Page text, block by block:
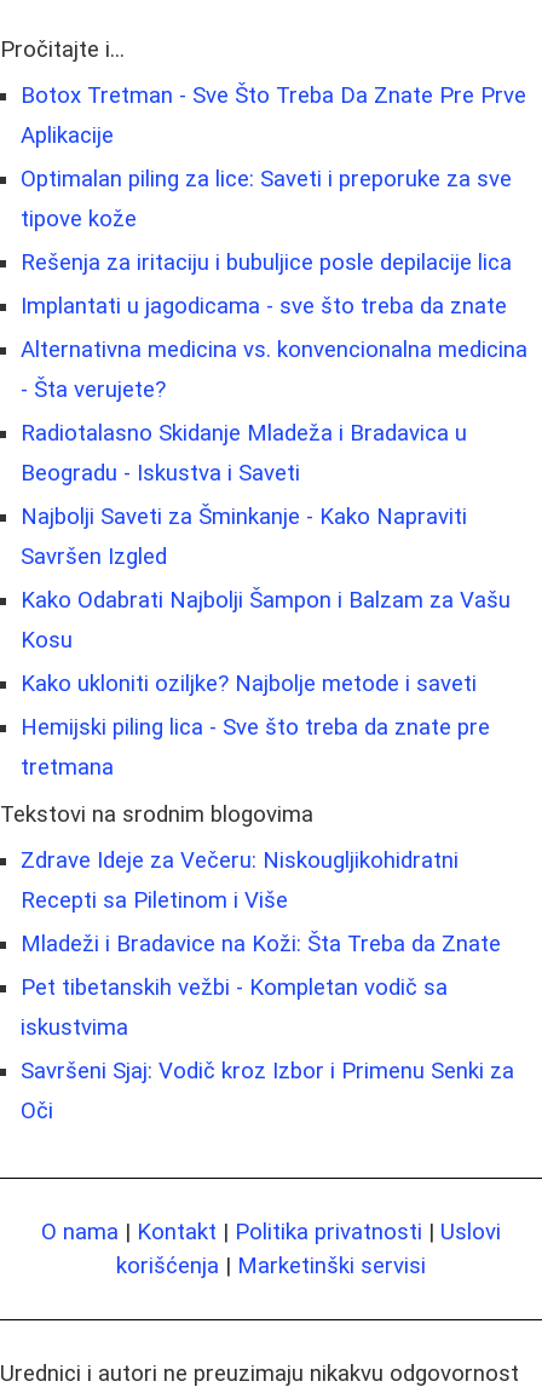
Pročitajte i...
Botox Tretman - Sve Što Treba Da Znate Pre Prve
Aplikacije
Optimalan piling za lice: Saveti i preporuke za sve
tipove kože
Rešenja za iritaciju i bubuljice posle depilacije lica
Implantati u jagodicama - sve što treba da znate
Alternativna medicina vs. konvencionalna medicina
- Šta verujete?
Radiotalasno Skidanje Mladeža i Bradavica u
Beogradu - Iskustva i Saveti
Najbolji Saveti za Šminkanje - Kako Napraviti
Savršen Izgled
Kako Odabrati Najbolji Šampon i Balzam za Vašu
Kosu
Kako ukloniti oziljke? Najbolje metode i saveti
Hemijski piling lica - Sve što treba da znate pre
tretmana
Tekstovi na srodnim blogovima
Zdrave Ideje za Večeru: Niskougljikohidratni
Recepti sa Piletinom i Više
Mladeži i Bradavice na Koži: Šta Treba da Znate
Pet tibetanskih vežbi - Kompletan vodič sa
iskustvima
Savršeni Sjaj: Vodič kroz Izbor i Primenu Senki za
Oči
O nama | Kontakt | Politika privatnosti | Uslovi
korišćenja | Marketinški servisi
Urednici i autori ne preuzimaju nikakvu odgovornost